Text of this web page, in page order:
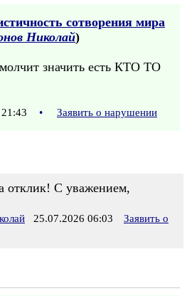
сотворения мира
Николай)
значить есть КТО ТО
21:43 • Заявить о нарушении
отклик! С уважением,
25.07.2026 06:03
Заявить о